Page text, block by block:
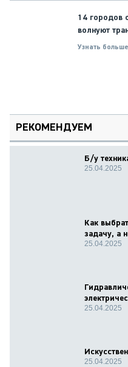
14 городов
волнуют
Узнать
РЕКОМЕНДУЕМ
Б/у
25.04.2025
Как
задачу, а
25.04.2025
25.04.2025
25.04.2025